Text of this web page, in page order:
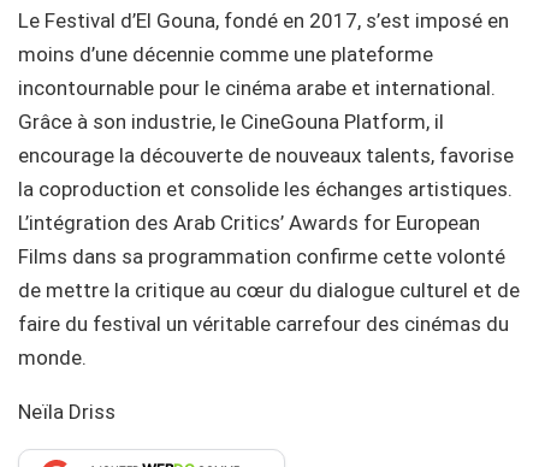
Le Festival d’El Gouna, fondé en 2017, s’est imposé en
moins d’une décennie comme une plateforme
incontournable pour le cinéma arabe et international.
Grâce à son industrie, le CineGouna Platform, il
encourage la découverte de nouveaux talents, favorise
la coproduction et consolide les échanges artistiques.
L’intégration des Arab Critics’ Awards for European
Films dans sa programmation confirme cette volonté
de mettre la critique au cœur du dialogue culturel et de
faire du festival un véritable carrefour des cinémas du
monde.
Neïla Driss